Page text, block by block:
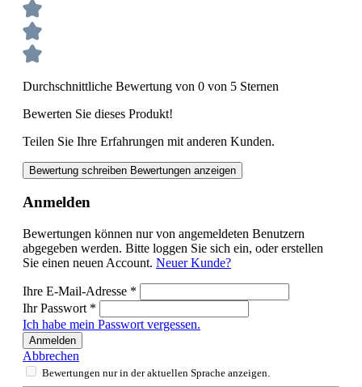
Durchschnittliche Bewertung von 0 von 5 Sternen
Bewerten Sie dieses Produkt!
Teilen Sie Ihre Erfahrungen mit anderen Kunden.
Bewertung schreiben Bewertungen anzeigen
Anmelden
Bewertungen können nur von angemeldeten Benutzern
abgegeben werden. Bitte loggen Sie sich ein, oder erstellen
Sie einen neuen Account. Neuer Kunde?
Ihre E-Mail-Adresse *
Ihr Passwort *
Ich habe mein Passwort vergessen.
Anmelden
Abbrechen
Bewertungen nur in der aktuellen Sprache anzeigen.